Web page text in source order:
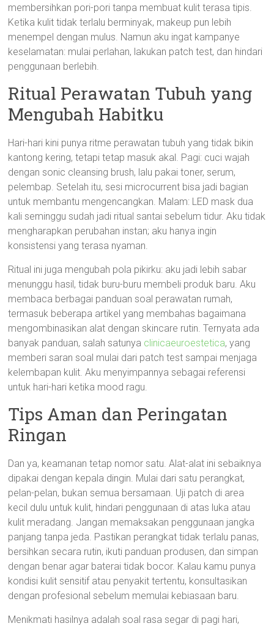
membersihkan pori-pori tanpa membuat kulit terasa tipis.
Ketika kulit tidak terlalu berminyak, makeup pun lebih
menempel dengan mulus. Namun aku ingat kampanye
keselamatan: mulai perlahan, lakukan patch test, dan hindari
penggunaan berlebih.
Ritual Perawatan Tubuh yang
Mengubah Habitku
Hari-hari kini punya ritme perawatan tubuh yang tidak bikin
kantong kering, tetapi tetap masuk akal. Pagi: cuci wajah
dengan sonic cleansing brush, lalu pakai toner, serum,
pelembap. Setelah itu, sesi microcurrent bisa jadi bagian
untuk membantu mengencangkan. Malam: LED mask dua
kali seminggu sudah jadi ritual santai sebelum tidur. Aku tidak
mengharapkan perubahan instan; aku hanya ingin
konsistensi yang terasa nyaman.
Ritual ini juga mengubah pola pikirku: aku jadi lebih sabar
menunggu hasil, tidak buru-buru membeli produk baru. Aku
membaca berbagai panduan soal perawatan rumah,
termasuk beberapa artikel yang membahas bagaimana
mengombinasikan alat dengan skincare rutin. Ternyata ada
banyak panduan, salah satunya clinicaeuroestetica, yang
memberi saran soal mulai dari patch test sampai menjaga
kelembapan kulit. Aku menyimpannya sebagai referensi
untuk hari-hari ketika mood ragu.
Tips Aman dan Peringatan
Ringan
Dan ya, keamanan tetap nomor satu. Alat-alat ini sebaiknya
dipakai dengan kepala dingin. Mulai dari satu perangkat,
pelan-pelan, bukan semua bersamaan. Uji patch di area
kecil dulu untuk kulit, hindari penggunaan di atas luka atau
kulit meradang. Jangan memaksakan penggunaan jangka
panjang tanpa jeda. Pastikan perangkat tidak terlalu panas,
bersihkan secara rutin, ikuti panduan produsen, dan simpan
dengan benar agar baterai tidak bocor. Kalau kamu punya
kondisi kulit sensitif atau penyakit tertentu, konsultasikan
dengan profesional sebelum memulai kebiasaan baru.
Menikmati hasilnya adalah soal rasa segar di pagi hari,